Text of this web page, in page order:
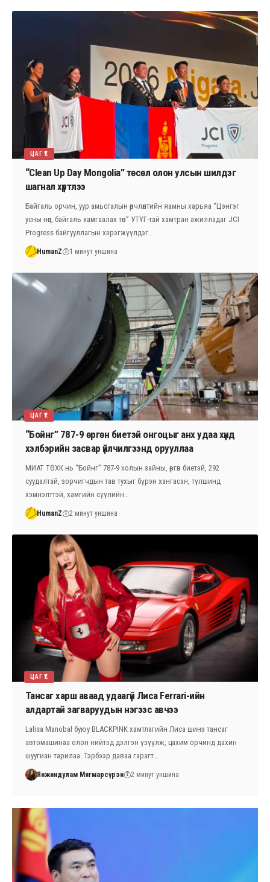
ЦАГ ҮЕ
“Clean Up Day Mongolia” төсөл олон улсын шилдэг
шагнал хүртлээ
Байгаль орчин, уур амьсгалын өөрчлөлтийн яамны харьяа “Цэнгэг
усны нөөц, байгаль хамгаалах төв” УТҮГ-тай хамтран ажилладаг JCI
Progress байгууллагын хэрэгжүүлдэг…
HumanZ 1 минут уншина
ЦАГ ҮЕ
“Бойнг” 787-9 өргөн биетэй онгоцыг анх удаа хүнд
хэлбэрийн засвар үйлчилгээнд орууллаа
МИАТ ТӨХК нь “Бойнг” 787-9 холын зайны, өргөн биетэй, 292
суудалтай, зорчигчдын тав тухыг бүрэн хангасан, түлшинд
хэмнэлттэй, хамгийн сүүлийн…
HumanZ 2 минут уншина
ЦАГ ҮЕ
Тансаг харш аваад удаагүй Лиса Ferrari-ийн
алдартай загваруудын нэгээс авчээ
Lalisa Manobal буюу BLACKPINK хамтлагийн Лиса шинэ тансаг
автомашинаа олон нийтэд дэлгэн үзүүлж, цахим орчинд дахин
шуугиан тарилаа. Тэрбээр даваа гарагт…
Янжиндулам Мягмарсүрэн 2 минут уншина